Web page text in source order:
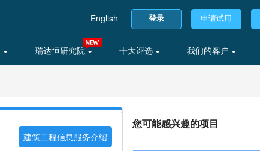
English 登录 申请试用
瑞达恒研究院 十大评选 我们的客户
建筑工程信息服务介绍
您可能感兴趣的项目